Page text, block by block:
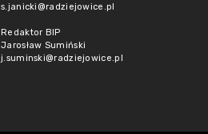
s.janicki@radziejowice.pl
Redaktor BIP
Jarosław Sumiński
j.suminski@radziejowice.pl